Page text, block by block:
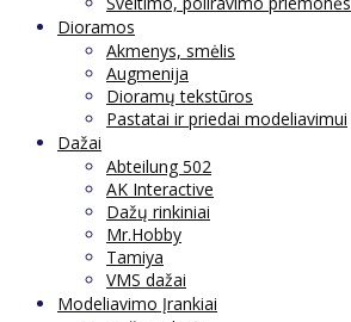
Dioramos
Akmenys, smėlis
Augmenija
Dioramų tekstūros
Pastatai ir priedai modeliavimui
Dažai
Abteilung 502
AK Interactive
Dažų rinkiniai
Mr.Hobby
Tamiya
VMS dažai
Modeliavimo Įrankiai